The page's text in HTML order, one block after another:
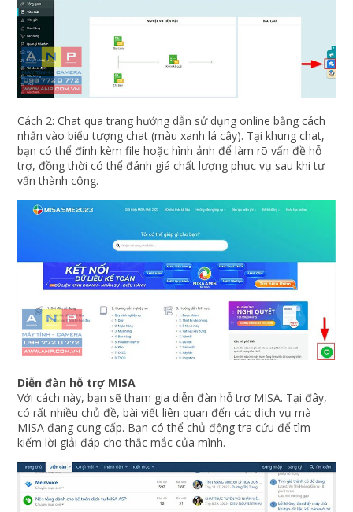
Cách 2: Chat qua trang hướng dẫn sử dụng online bằng cách
nhấn vào biểu tượng chat (màu xanh lá cây). Tại khung chat,
bạn có thể đính kèm file hoặc hình ảnh để làm rõ vấn đề hỗ
trợ, đồng thời có thể đánh giá chất lượng phục vụ sau khi tư
vấn thành công.
Diễn đàn hỗ trợ MISA
Với cách này, bạn sẽ tham gia diễn đàn hỗ trợ MISA. Tại đây,
có rất nhiều chủ đề, bài viết liên quan đến các dịch vụ mà
MISA đang cung cấp. Bạn có thể chủ động tra cứu để tìm
kiếm lời giải đáp cho thắc mắc của mình.